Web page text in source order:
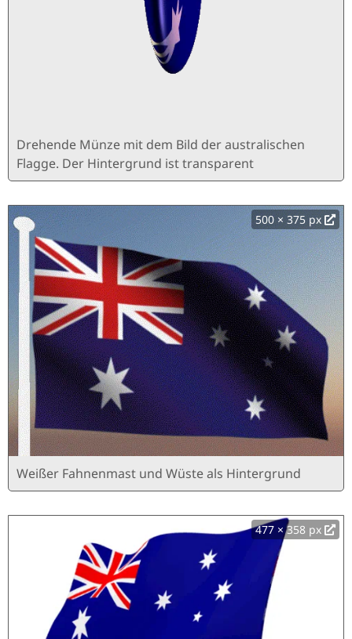
Drehende Münze mit dem Bild der australischen
Flagge. Der Hintergrund ist transparent
500 × 375 px
Weißer Fahnenmast und Wüste als Hintergrund
477 × 358 px